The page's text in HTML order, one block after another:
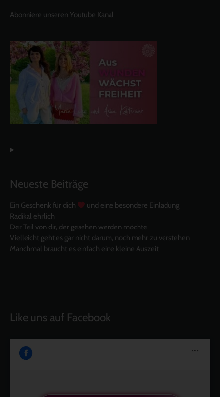
Abonniere unseren Youtube Kanal
Neueste Beiträge
Ein Geschenk für dich
und eine besondere Einladung
Radikal ehrlich
Der Teil von dir, der gesehen werden möchte
Vielleicht geht es gar nicht darum, noch mehr zu verstehen
Manchmal braucht es einfach eine kleine Auszeit
Like uns auf Facebook